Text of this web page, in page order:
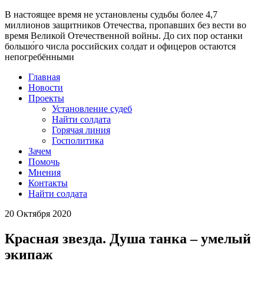
В настоящее время не установлены судьбы более 4,7
миллионов защитников Отечества, пропавших без вести во
время Великой Отечественной войны. До сих пор останки
большо́го числа российских солдат и офицеров остаются
непогребёнными
Главная
Новости
Проекты
Установление судеб
Найти солдата
Горячая линия
Госполитика
Зачем
Помочь
Мнения
Контакты
Найти солдата
20 Октября 2020
Красная звезда. Душа танка – умелый
экипаж